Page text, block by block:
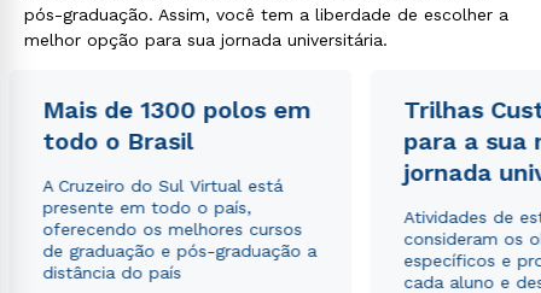
pós-graduação. Assim, você tem a liberdade de escolher a
melhor opção para sua jornada universitária.
Mais de 1300 polos em
todo o Brasil
A Cruzeiro do Sul Virtual está
presente em todo o país,
oferecendo os melhores cursos
de graduação e pós-graduação a
distância do país
Trilhas
para a sua
jornada
Atividades de
consideram os
específicos e
cada aluno e